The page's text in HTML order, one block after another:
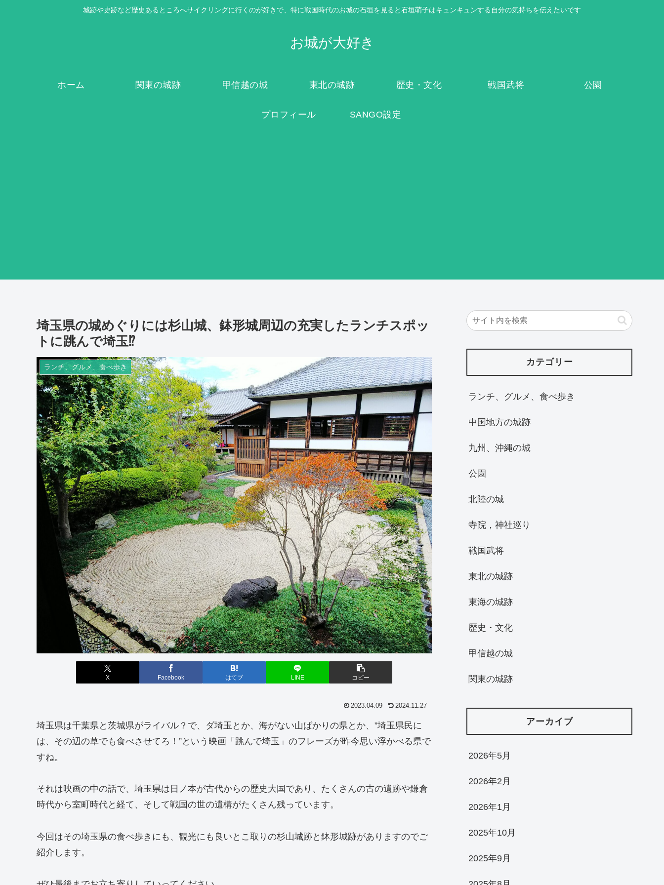
城跡や史跡など歴史あるところへサイクリングに行くのが好きで、特に戦国時代のお城の石垣を見ると石垣萌子はキュンキュンする自分の気持ちを伝えたいです
お城が大好き
ホーム 関東の城跡 甲信越の城 東北の城跡 歴史・文化 戦国武将 公園
プロフィール SANGO設定
埼玉県の城めぐりには杉山城、鉢形城周辺の充実したランチスポッ
トに跳んで埼玉⁉
ランチ、グルメ、食べ歩き
X Facebook はてブ LINE コピー
2023.04.09 2024.11.27
埼玉県は千葉県と茨城県がライバル？で、ダ埼玉とか、海がない山ばかりの県とか、”埼玉県民に
は、その辺の草でも食べさせてろ！”という映画「跳んで埼玉」のフレーズが昨今思い浮かべる県で
すね。
それは映画の中の話で、埼玉県は日ノ本が古代からの歴史大国であり、たくさんの古の遺跡や鎌倉
時代から室町時代と経て、そして戦国の世の遺構がたくさん残っています。
今回はその埼玉県の食べ歩きにも、観光にも良いとこ取りの杉山城跡と鉢形城跡がありますのでご
紹介します。
カテゴリー
ランチ、グルメ、食べ歩き
中国地方の城跡
九州、沖縄の城
公園
北陸の城
寺院，神社巡り
戦国武将
東北の城跡
東海の城跡
歴史・文化
甲信越の城
関東の城跡
アーカイブ
2026年5月
2026年2月
2026年1月
2025年10月
2025年9月